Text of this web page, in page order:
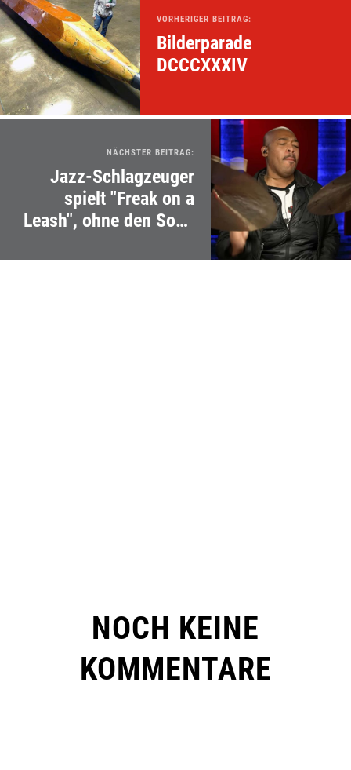
VORHERIGER BEITRAG:
Bilderparade
DCCCXXXIV
NÄCHSTER BEITRAG:
Jazz-Schlagzeuger
spielt "Freak on a
Leash", ohne den Song
NOCH KEINE
KOMMENTARE